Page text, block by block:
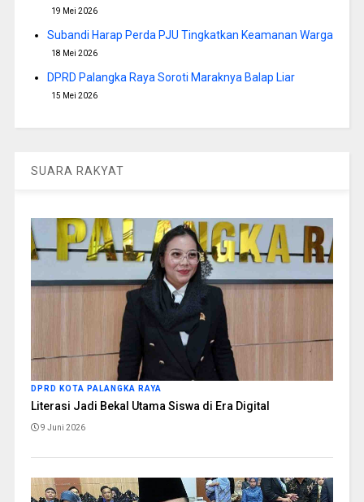
19 Mei 2026
Subandi Harap Perda PJU Tingkatkan Keamanan Warga
18 Mei 2026
DPRD Palangka Raya Soroti Maraknya Balap Liar
15 Mei 2026
SUARA RAKYAT
DPRD KOTA PALANGKA RAYA
Literasi Jadi Bekal Utama Siswa di Era Digital
9 Juni 2026